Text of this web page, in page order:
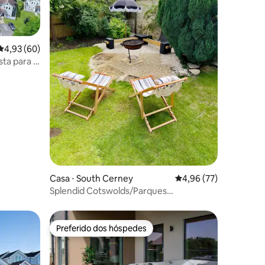
de uma avaliação média de 5, 60 avaliações
4,93 (60)
para o
Casa ⋅ South Cerney 4,96 de uma
4,96 (77)
Splendid Cotswolds/Parques
Preferido dos hóspedes
Preferido dos hóspedes